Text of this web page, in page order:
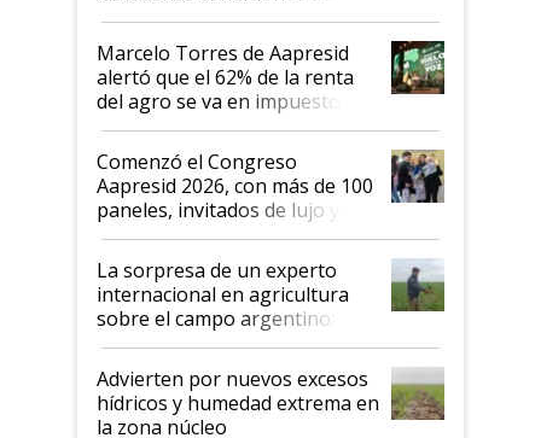
agro argentino para invertir:
"Los veo más motivados"
Marcelo Torres de Aapresid
alertó que el 62% de la renta
del agro se va en impuestos:
"No es bueno que en
Argentina se sigan discutiendo
las mismas cosas de hace 50
años"
Comenzó el Congreso
Aapresid 2026, con más de 100
paneles, invitados de lujo y
todas las tendencias
La sorpresa de un experto
internacional en agricultura
sobre el campo argentino:
"Estoy muy impresionado"
Advierten por nuevos excesos
hídricos y humedad extrema en
la zona núcleo